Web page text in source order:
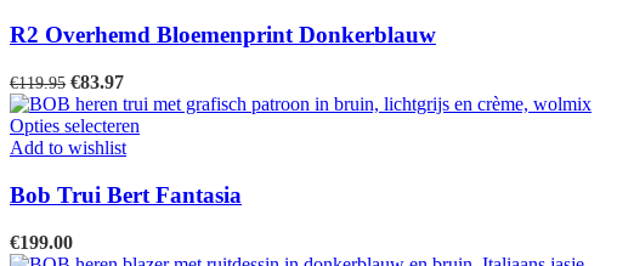
meerdere
optie
kan
gekozen
op
de
R2 Overhemd Bloemenprint Donkerblauw
€119.95 Oorspronkelijke
prijs
was:
€119.95.
€83.97Huidige
prijs
is:
€83.97.
Opties selecteren
meerdere
variaties.
Add to wishlist
Bob Trui Bert Fantasia
€199.00